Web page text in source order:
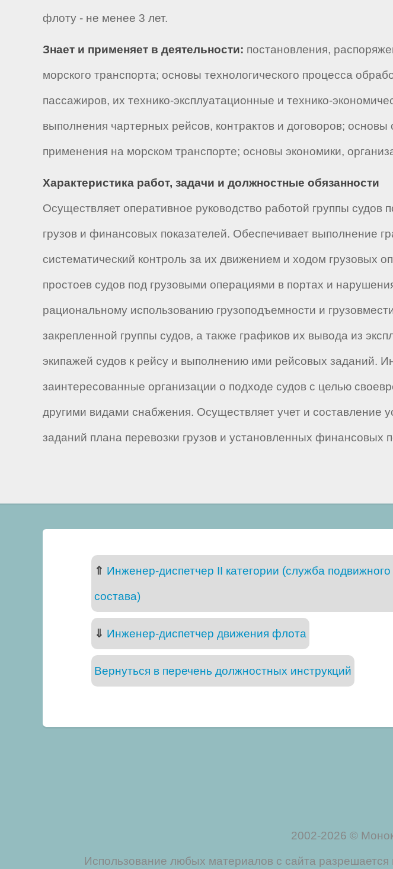
флоту - не менее 3 лет.
Знает и применяет в деятельности: постановления,
морского транспорта; основы технологического процесса
пассажиров, их технико-эксплуатационные и технико-
выполнения чартерных рейсов, контрактов и договоров;
применения на морском транспорте; основы экономики,
Характеристика работ, задачи и должностные обязанности
Осуществляет оперативное руководство работой группы
грузов и финансовых показателей. Обеспечивает выполнение
систематический контроль за их движением и ходом
простоев судов под грузовыми операциями в портах и
рациональному использованию грузоподъемности и
закрепленной группы судов, а также графиков их вывода из
экипажей судов к рейсу и выполнению ими рейсовых заданий.
заинтересованные организации о подходе судов с целью
другими видами снабжения. Осуществляет учет и составление
заданий плана перевозки грузов и установленных финансовых
⇑ Инженер-диспетчер II категории (служба подвижного
состава)
⇓ Инженер-диспетчер движения флота
Вернуться в перечень должностных инструкций
2002-2026 ©
Использование любых материалов с сайта